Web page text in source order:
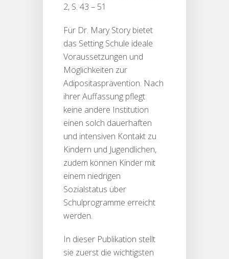
2, S. 43 – 51
Für Dr. Mary Story bietet
das Setting Schule ideale
Voraussetzungen und
Möglichkeiten zur
Adipositasprävention. Nach
ihrer Auffassung pflegt
keine andere Institution
einen solch dauerhaften
und intensiven Kontakt zu
Kindern und Jugendlichen,
zudem können Kinder mit
einem niedrigen
Sozialstatus über
Schulprogramme erreicht
werden.
In dieser Publikation stellt
sie zuerst die wichtigsten